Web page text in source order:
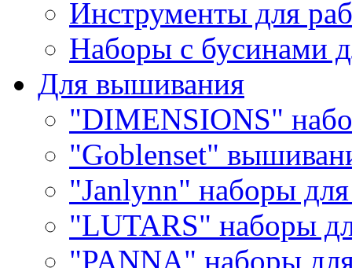
Инструменты для
Наборы с бусинами
Для вышивания
"DIMENSIONS"
"Goblenset"
"Janlynn" наборы
"LUTARS" наборы
"PANNA" наборы